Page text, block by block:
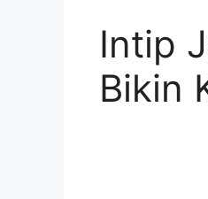
Intip
Bikin